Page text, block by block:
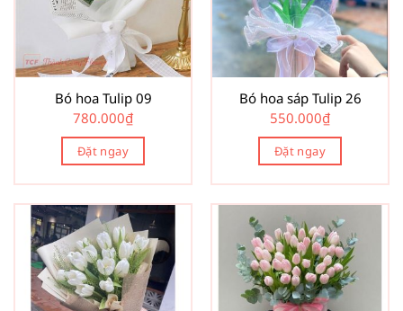
Bó hoa Tulip 09
780.000₫
Đặt ngay
Bó hoa sáp Tulip 26
550.000₫
Đặt ngay